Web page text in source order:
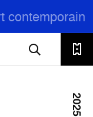
contemporain
2025